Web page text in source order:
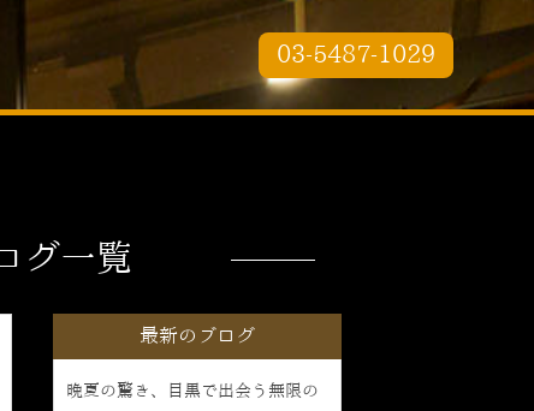
03-5487-1029
グ一覧
最新のブログ
晩夏の驚き、目黒で出会う無限の